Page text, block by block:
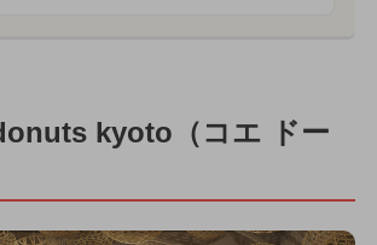
kyoto（コエ ドー